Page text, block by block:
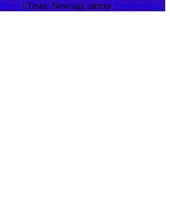
| Тема: Newsup, автор Themeansar